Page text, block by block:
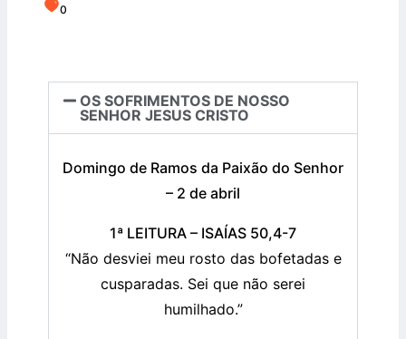
0
OS SOFRIMENTOS DE NOSSO
SENHOR JESUS CRISTO
Domingo de Ramos da Paixão do Senhor
– 2 de abril
1ª LEITURA – ISAÍAS 50,4-7
“Não desviei meu rosto das bofetadas e
cusparadas. Sei que não serei
humilhado.”